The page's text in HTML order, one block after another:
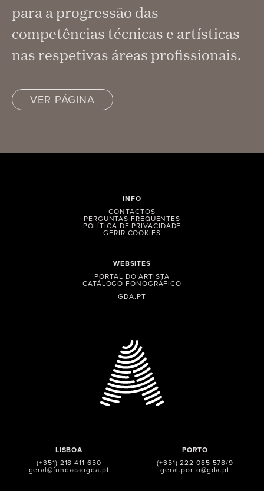
para a progressão das
competências técnicas e artísticas
nas respetivas áreas profissionais.
VER PÁGINA
LISBOA
(+351) 218 411 650
geral@fundacaogda.pt
PORTO
(+351) 222 085 578/9
geral.porto@gda.pt
WEBSITES
PORTAL DO ARTISTA
CATÁLOGO FONOGRÁFICO
GDA.PT
INFO
CONTACTOS
PERGUNTAS FREQUENTES
POLÍTICA DE PRIVACIDADE
GERIR COOKIES